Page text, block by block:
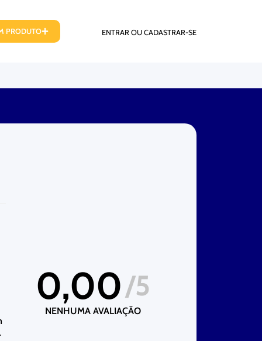
PRODUTO ENTRAR OU CADASTRAR-SE
0,00/5
NENHUMA AVALIAÇÃO